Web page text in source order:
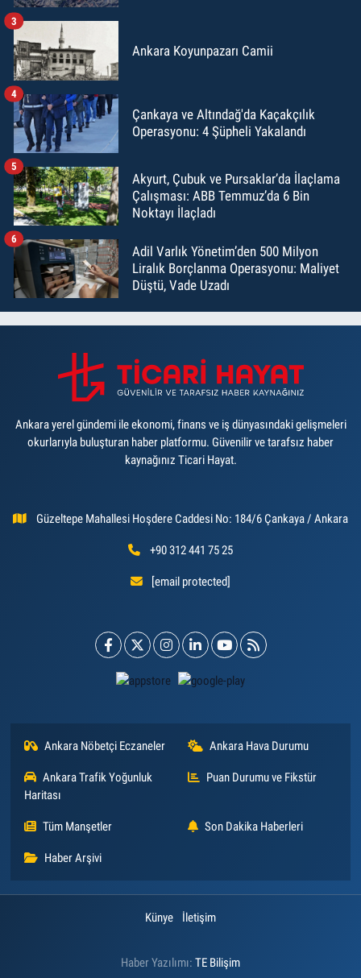
Ankara Koyunpazarı Camii
3
Çankaya ve Altındağ'da Kaçakçılık
Operasyonu: 4 Şüpheli Yakalandı
4
Akyurt, Çubuk ve Pursaklar’da İlaçlama
Çalışması: ABB Temmuz’da 6 Bin
Noktayı İlaçladı
5
Adil Varlık Yönetim’den 500 Milyon
Liralık Borçlanma Operasyonu: Maliyet
Düştü, Vade Uzadı
6
Ankara yerel gündemi ile ekonomi, finans ve iş dünyasındaki gelişmeleri
okurlarıyla buluşturan haber platformu. Güvenilir ve tarafsız haber
kaynağınız Ticari Hayat.
Güzeltepe Mahallesi Hoşdere Caddesi No: 184/6 Çankaya / Ankara
+90 312 441 75 25
[email protected]
Ankara Nöbetçi Eczaneler Ankara Hava Durumu
Ankara Trafik Yoğunluk
Haritası
Puan Durumu ve Fikstür
Tüm Manşetler Son Dakika Haberleri
Haber Arşivi
Künye İletişim
Haber Yazılımı: TE Bilişim